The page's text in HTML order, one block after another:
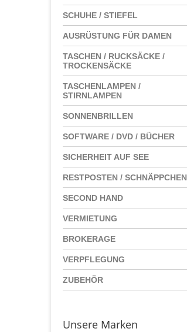
SCHUHE / STIEFEL
AUSRÜSTUNG FÜR DAMEN
TASCHEN / RUCKSÄCKE /
TROCKENSÄCKE
TASCHENLAMPEN /
STIRNLAMPEN
SONNENBRILLEN
SOFTWARE / DVD / BÜCHER
SICHERHEIT AUF SEE
RESTPOSTEN / SCHNÄPPCHEN
SECOND HAND
VERMIETUNG
BROKERAGE
VERPFLEGUNG
ZUBEHÖR
Unsere Marken